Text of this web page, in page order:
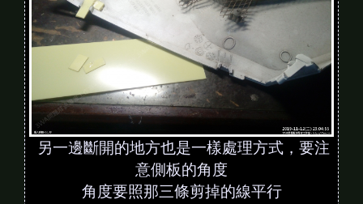
另一邊斷開的地方也是一樣處理方式，要注
意側板的角度
角度要照那三條剪掉的線平行